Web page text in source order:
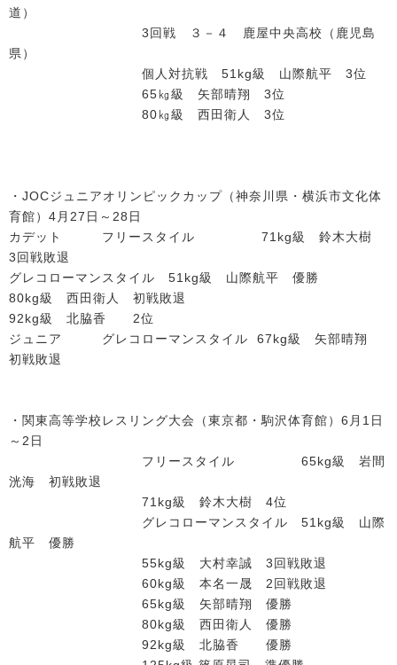
道）
3回戦 ３－４ 鹿屋中央高校（鹿児島
県）
個人対抗戦 51kg級 山際航平 3位
65㎏級 矢部晴翔 3位
80㎏級 西田衛人 3位
・JOCジュニアオリンピックカップ（神奈川県・横浜市文化体
育館）4月27日～28日
カデット フリースタイル 71kg級 鈴木大樹
3回戦敗退
グレコローマンスタイル 51kg級 山際航平 優勝
80kg級 西田衛人 初戦敗退
92kg級 北脇香 2位
ジュニア グレコローマンスタイル 67kg級 矢部晴翔
初戦敗退
・関東高等学校レスリング大会（東京都・駒沢体育館）6月1日
～2日
フリースタイル 65kg級 岩間
洸海 初戦敗退
71kg級 鈴木大樹 4位
グレコローマンスタイル 51kg級 山際
航平 優勝
55kg級 大村幸誠 3回戦敗退
60kg級 本名一晟 2回戦敗退
65kg級 矢部晴翔 優勝
80kg級 西田衛人 優勝
92kg級 北脇香 優勝